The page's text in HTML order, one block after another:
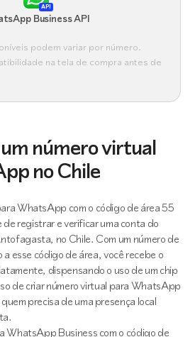
API
Business API
podem variar por número.
na tela de compra antes de
número virtual
no Chile
WhatsApp com o código de área 55
de registrar e verificar uma conta do
no Chile. Com um número de
esse código de área, você recebe o
dispensando o uso de um chip
de criar número virtual para WhatsApp
precisa de uma presença local
WhatsApp Business com o código de